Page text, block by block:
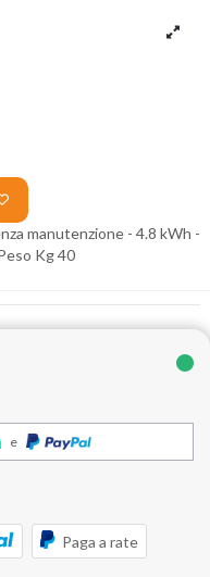
manutenzione - 4.8 kWh -
Kg 40
e
Paga a rate